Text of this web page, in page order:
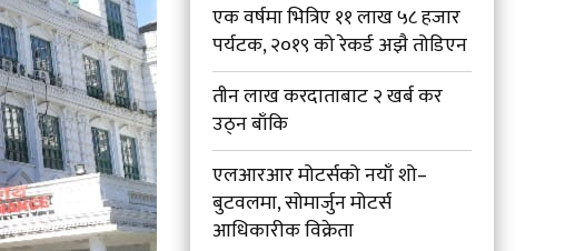
एक वर्षमा भित्रिए ११ लाख ५८ हजार
पर्यटक, २०१९ को रेकर्ड अझै तोडिएन
तीन लाख करदाताबाट २ खर्ब कर
उठ्न बाँकि
एलआरआर मोटर्सको नयाँ शो–
बुटवलमा, सोमार्जुन मोटर्स
आधिकारीक विक्रेता